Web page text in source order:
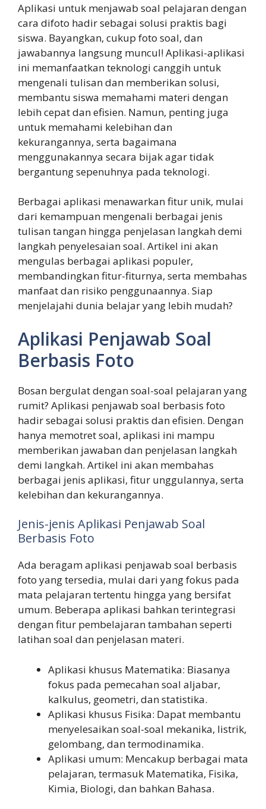
Aplikasi untuk menjawab soal pelajaran dengan
cara difoto hadir sebagai solusi praktis bagi
siswa. Bayangkan, cukup foto soal, dan
jawabannya langsung muncul! Aplikasi-aplikasi
ini memanfaatkan teknologi canggih untuk
mengenali tulisan dan memberikan solusi,
membantu siswa memahami materi dengan
lebih cepat dan efisien. Namun, penting juga
untuk memahami kelebihan dan
kekurangannya, serta bagaimana
menggunakannya secara bijak agar tidak
bergantung sepenuhnya pada teknologi.
Berbagai aplikasi menawarkan fitur unik, mulai
dari kemampuan mengenali berbagai jenis
tulisan tangan hingga penjelasan langkah demi
langkah penyelesaian soal. Artikel ini akan
mengulas berbagai aplikasi populer,
membandingkan fitur-fiturnya, serta membahas
manfaat dan risiko penggunaannya. Siap
menjelajahi dunia belajar yang lebih mudah?
Aplikasi Penjawab Soal
Berbasis Foto
Bosan bergulat dengan soal-soal pelajaran yang
rumit? Aplikasi penjawab soal berbasis foto
hadir sebagai solusi praktis dan efisien. Dengan
hanya memotret soal, aplikasi ini mampu
memberikan jawaban dan penjelasan langkah
demi langkah. Artikel ini akan membahas
berbagai jenis aplikasi, fitur unggulannya, serta
kelebihan dan kekurangannya.
Jenis-jenis Aplikasi Penjawab Soal
Berbasis Foto
Ada beragam aplikasi penjawab soal berbasis
foto yang tersedia, mulai dari yang fokus pada
mata pelajaran tertentu hingga yang bersifat
umum. Beberapa aplikasi bahkan terintegrasi
dengan fitur pembelajaran tambahan seperti
latihan soal dan penjelasan materi.
Aplikasi khusus Matematika: Biasanya
fokus pada pemecahan soal aljabar,
kalkulus, geometri, dan statistika.
Aplikasi khusus Fisika: Dapat membantu
menyelesaikan soal-soal mekanika, listrik,
gelombang, dan termodinamika.
Aplikasi umum: Mencakup berbagai mata
pelajaran, termasuk Matematika, Fisika,
Kimia, Biologi, dan bahkan Bahasa.